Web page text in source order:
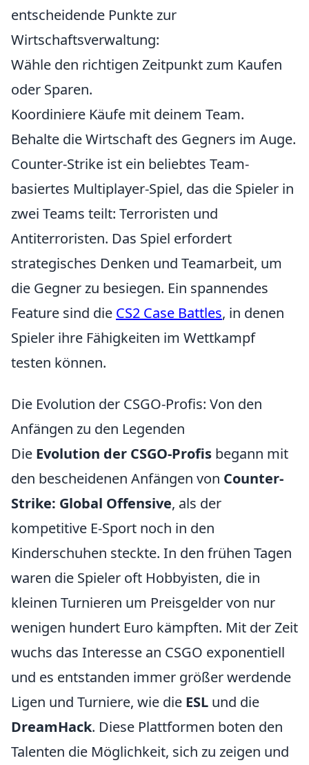
entscheidende Punkte zur
Wirtschaftsverwaltung:
Wähle den richtigen Zeitpunkt zum Kaufen
oder Sparen.
Koordiniere Käufe mit deinem Team.
Behalte die Wirtschaft des Gegners im Auge.
Counter-Strike ist ein beliebtes Team-
basiertes Multiplayer-Spiel, das die Spieler in
zwei Teams teilt: Terroristen und
Antiterroristen. Das Spiel erfordert
strategisches Denken und Teamarbeit, um
die Gegner zu besiegen. Ein spannendes
Feature sind die CS2 Case Battles, in denen
Spieler ihre Fähigkeiten im Wettkampf
testen können.
Die Evolution der CSGO-Profis: Von den
Anfängen zu den Legenden
Die Evolution der CSGO-Profis begann mit
den bescheidenen Anfängen von Counter-
Strike: Global Offensive, als der
kompetitive E-Sport noch in den
Kinderschuhen steckte. In den frühen Tagen
waren die Spieler oft Hobbyisten, die in
kleinen Turnieren um Preisgelder von nur
wenigen hundert Euro kämpften. Mit der Zeit
wuchs das Interesse an CSGO exponentiell
und es entstanden immer größer werdende
Ligen und Turniere, wie die ESL und die
DreamHack. Diese Plattformen boten den
Talenten die Möglichkeit, sich zu zeigen und